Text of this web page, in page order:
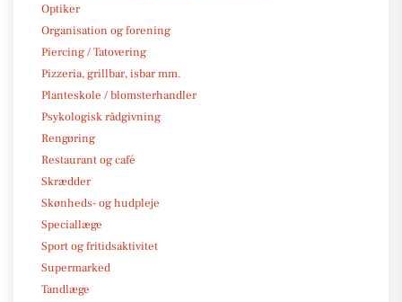
Optiker
Organisation og forening
Piercing / Tatovering
Pizzeria, grillbar, isbar mm.
Planteskole / blomsterhandler
Psykologisk rådgivning
Rengøring
Restaurant og café
Skrædder
Skønheds- og hudpleje
Speciallæge
Sport og fritidsaktivitet
Supermarked
Tandlæge